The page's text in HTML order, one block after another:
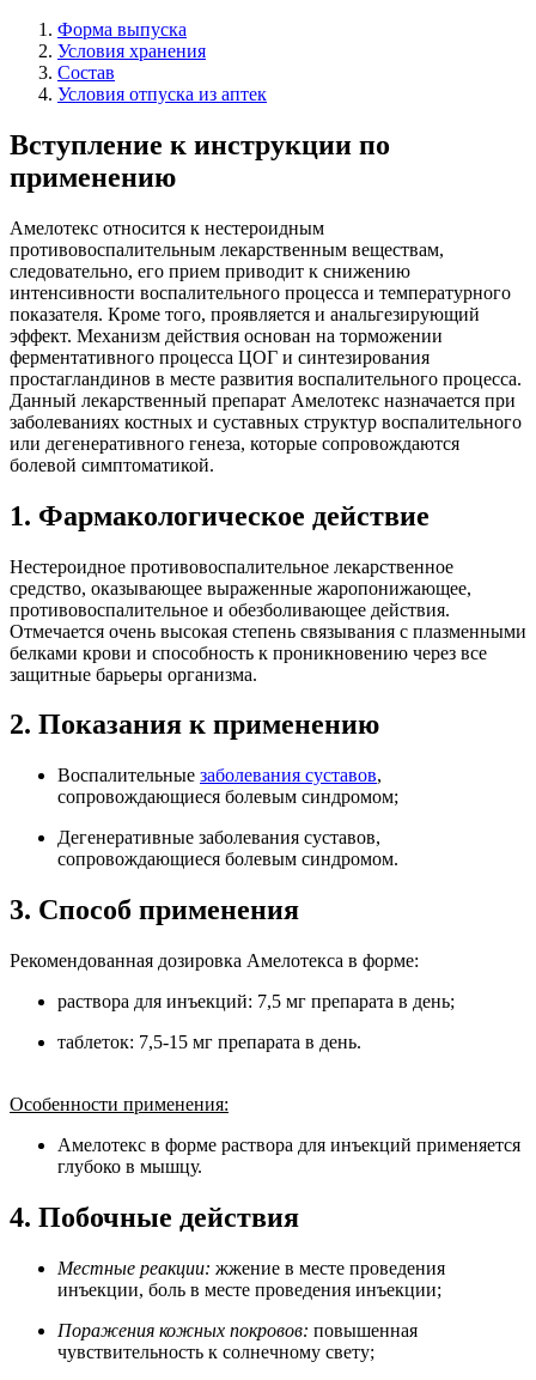
Форма выпуска
Условия хранения
Состав
Условия отпуска из аптек
Вступление к инструкции по
применению
Амелотекс относится к нестероидным
противовоспалительным лекарственным веществам,
следовательно, его прием приводит к снижению
интенсивности воспалительного процесса и температурного
показателя. Кроме того, проявляется и анальгезирующий
эффект. Механизм действия основан на торможении
ферментативного процесса ЦОГ и синтезирования
простагландинов в месте развития воспалительного процесса.
Данный лекарственный препарат Амелотекс назначается при
заболеваниях костных и суставных структур воспалительного
или дегенеративного генеза, которые сопровождаются
болевой симптоматикой.
1. Фармакологическое действие
Нестероидное противовоспалительное лекарственное
средство, оказывающее выраженные жаропонижающее,
противовоспалительное и обезболивающее действия.
Отмечается очень высокая степень связывания с плазменными
белками крови и способность к проникновению через все
защитные барьеры организма.
2. Показания к применению
Воспалительные заболевания суставов,
сопровождающиеся болевым синдромом;
Дегенеративные заболевания суставов,
сопровождающиеся болевым синдромом.
3. Способ применения
Рекомендованная дозировка Амелотекса в форме:
раствора для инъекций: 7,5 мг препарата в день;
таблеток: 7,5-15 мг препарата в день.
Особенности применения:
Амелотекс в форме раствора для инъекций применяется
глубоко в мышцу.
4. Побочные действия
Местные реакции: жжение в месте проведения
инъекции, боль в месте проведения инъекции;
Поражения кожных покровов: повышенная
чувствительность к солнечному свету;